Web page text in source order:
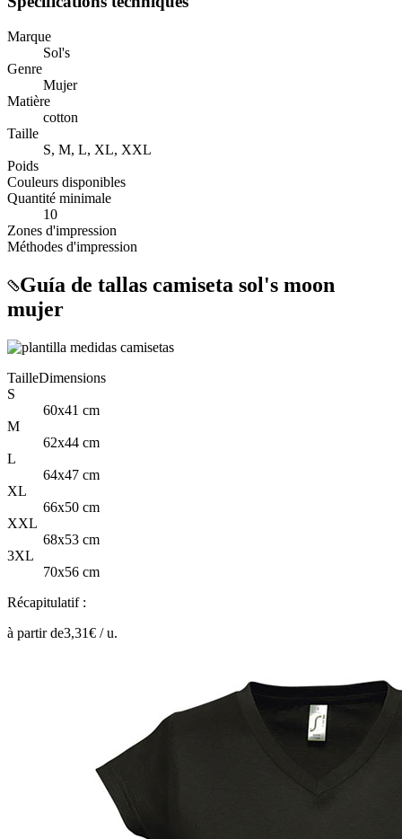
Marque
Sol's
Genre
Mujer
Matière
cotton
Taille
S, M, L, XL, XXL
Poids
Couleurs disponibles
Quantité minimale
10
Zones d'impression
Méthodes d'impression
Guía de tallas camiseta sol's moon
mujer
TailleDimensions
S
60x41 cm
M
62x44 cm
L
64x47 cm
XL
66x50 cm
XXL
68x53 cm
3XL
70x56 cm
Récapitulatif :
à partir de3,31€ /u.